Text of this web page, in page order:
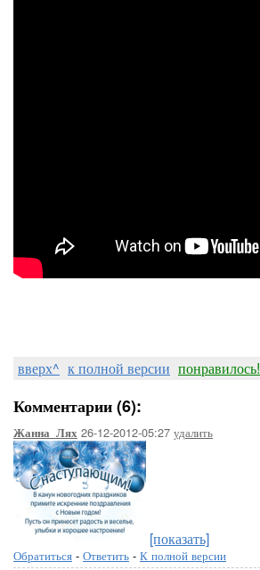
вверх^ к полной версии понравилось!
Комментарии (6):
Жанна_Лях 26-12-2012-05:27 удалить
[показать]
Обратиться - Ответить - К полной версии